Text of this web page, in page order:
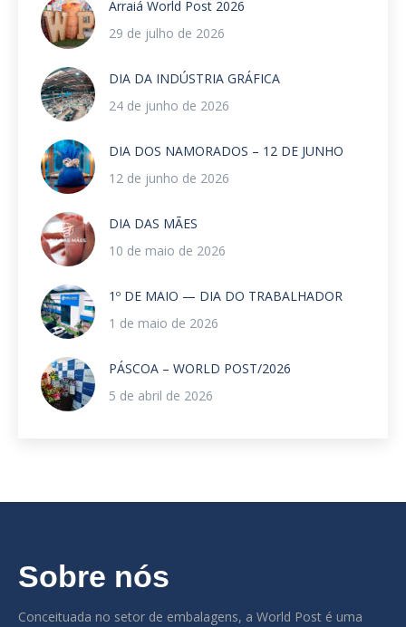
Arraiá World Post 2026
29 de julho de 2026
DIA DA INDÚSTRIA GRÁFICA
24 de junho de 2026
DIA DOS NAMORADOS – 12 DE JUNHO
12 de junho de 2026
DIA DAS MÃES
10 de maio de 2026
1º DE MAIO — DIA DO TRABALHADOR
1 de maio de 2026
PÁSCOA – WORLD POST/2026
5 de abril de 2026
Sobre nós
Conceituada no setor de embalagens, a World Post é uma